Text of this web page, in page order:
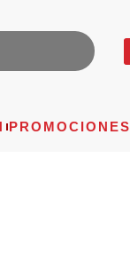
PROMOCIONES